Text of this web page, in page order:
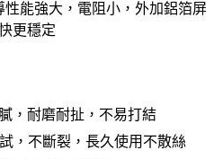
性能強大，電阻小，外加鋁箔屏
更穩定
，耐磨耐扯，不易打結
，不斷裂，長久使用不散絲